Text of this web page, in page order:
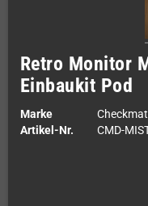
Retro Monitor
Einbaukit Pod
Marke
Artikel-Nr.
CMD-